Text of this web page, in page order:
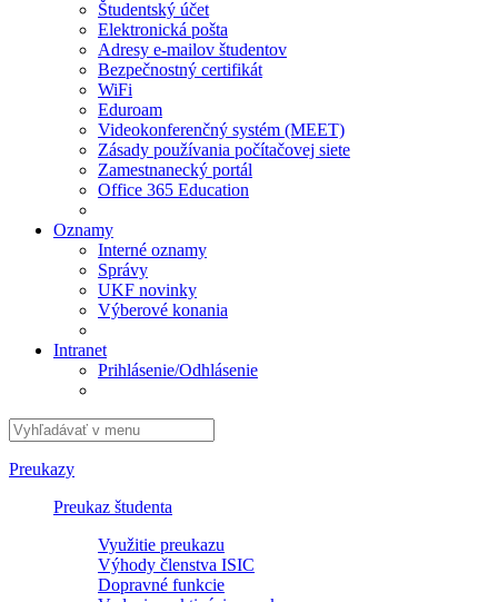
Študentský účet
Elektronická pošta
Adresy e-mailov študentov
Bezpečnostný certifikát
WiFi
Eduroam
Videokonferenčný systém (MEET)
Zásady používania počítačovej siete
Zamestnanecký portál
Office 365 Education
Oznamy
Interné oznamy
Správy
UKF novinky
Výberové konania
Intranet
Prihlásenie/Odhlásenie
Preukazy
Preukaz študenta
Využitie preukazu
Výhody členstva ISIC
Dopravné funkcie